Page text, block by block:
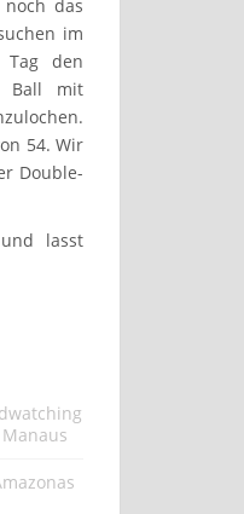
das
im
den
Ball mit
54. Wir
Double-
lasst